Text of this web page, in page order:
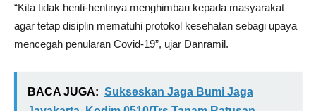
“Kita tidak henti-hentinya menghimbau kepada masyarakat
agar tetap disiplin mematuhi protokol kesehatan sebagi upaya
mencegah penularan Covid-19”, ujar Danramil.
BACA JUGA: Sukseskan Jaga Bumi Jaga